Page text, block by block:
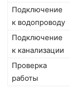
Подключение
к водопроводу
Подключение
к канализации
Проверка
работы